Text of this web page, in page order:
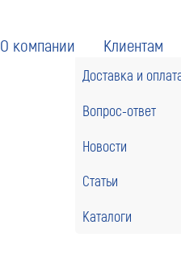
О компании Клиентам
Доставка и
Вопрос-ответ
Новости
Статьи
Каталоги